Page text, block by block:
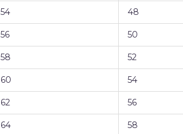
54 48
56 50
58 52
60 54
62 56
64 58